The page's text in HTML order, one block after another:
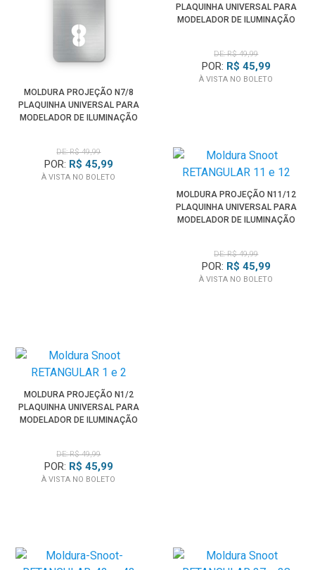
MOLDURA PROJEÇÃO N7/8
PLAQUINHA UNIVERSAL PARA
MODELADOR DE ILUMINAÇÃO
DE: R$ 49,99
POR: R$ 45,99
À VISTA NO BOLETO
PLAQUINHA UNIVERSAL PARA
MODELADOR DE ILUMINAÇÃO
DE: R$ 49,99
POR: R$ 45,99
À VISTA NO BOLETO
MOLDURA PROJEÇÃO N11/12
PLAQUINHA UNIVERSAL PARA
MODELADOR DE ILUMINAÇÃO
DE: R$ 49,99
POR: R$ 45,99
À VISTA NO BOLETO
MOLDURA PROJEÇÃO N1/2
PLAQUINHA UNIVERSAL PARA
MODELADOR DE ILUMINAÇÃO
DE: R$ 49,99
POR: R$ 45,99
À VISTA NO BOLETO